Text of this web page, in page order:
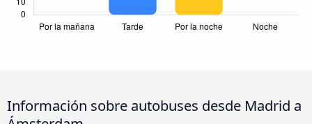
Información sobre autobuses desde Madrid a